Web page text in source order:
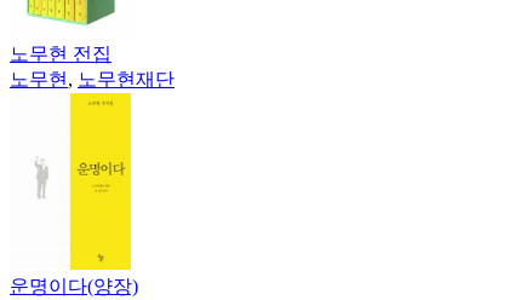
노무현 전집
노무현 , 노무현재단
운명이다(양장)